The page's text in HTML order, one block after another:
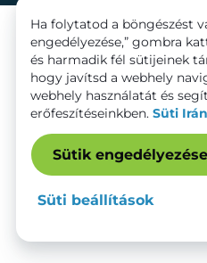
Ha folytatod a böngészést
engedélyezése,” gombra
és harmadik fél sütijeinek
hogy javítsd a webhely
webhely használatát és
erőfeszítéseinkben. Süti
Sütik engedélyezése
Süti beállítások